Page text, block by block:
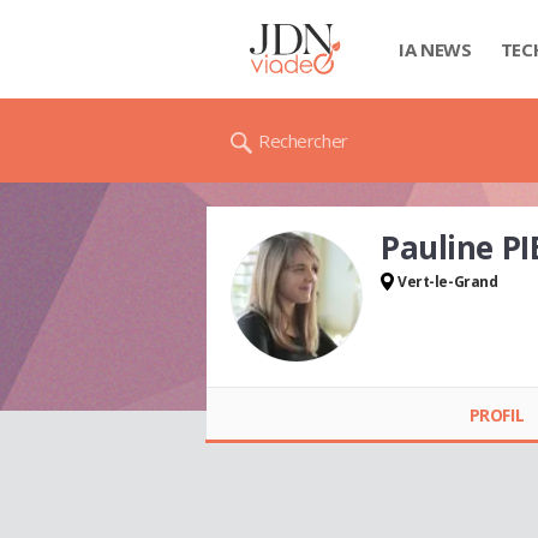
IA NEWS
Rechercher
Pauline
Vert-le-Grand
PROFIL